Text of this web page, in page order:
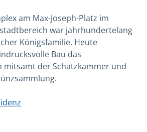
am Max-Joseph-Platz im
war jahrhundertelang
Königsfamilie. Heute
Bau das
mitsamt der Schatzkammer und